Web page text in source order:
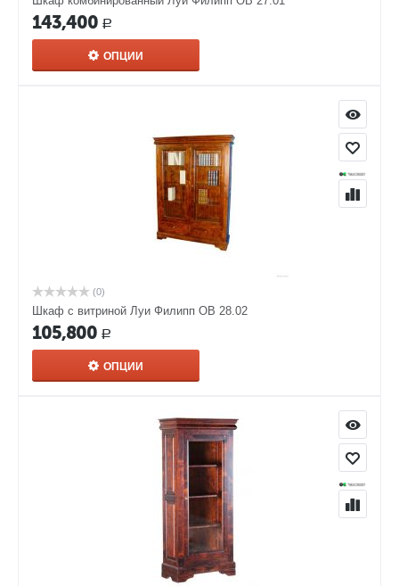
143,400 Р
ОПЦИИ
(0)
Шкаф с витриной Луи Филипп ОВ 28.02
105,800 Р
ОПЦИИ